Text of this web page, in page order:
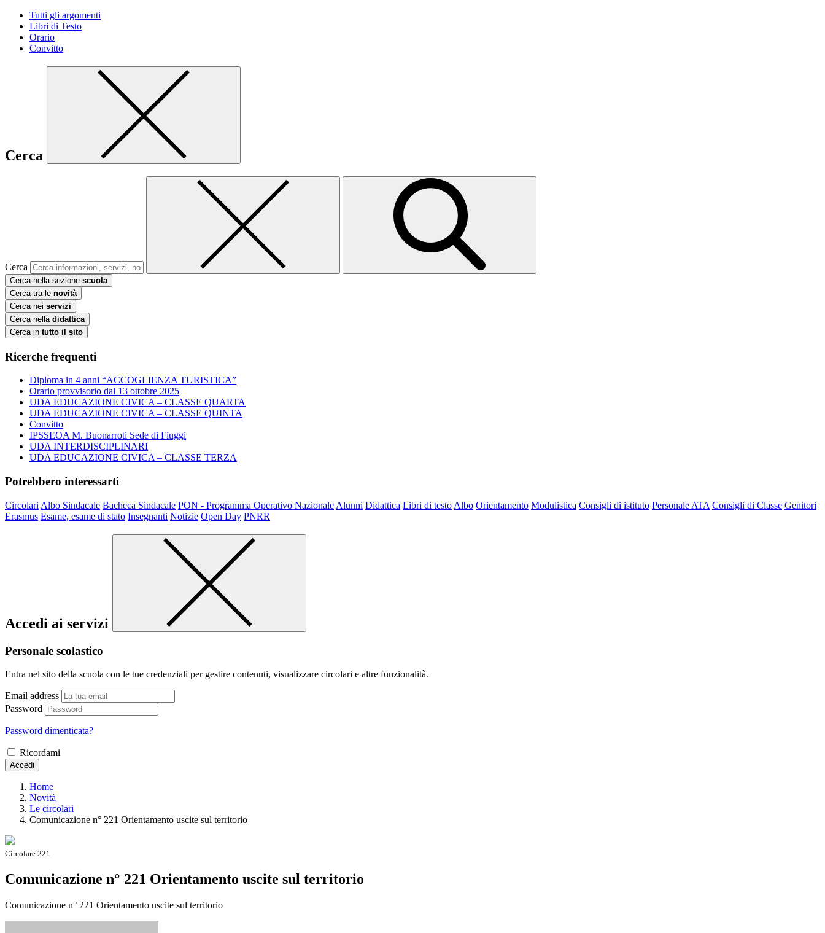
Tutti gli argomenti
Libri di Testo
Orario
Convitto
Cerca
Cerca
Cerca nella sezione scuola
Cerca tra le novità
Cerca nei servizi
Cerca nella didattica
Cerca in tutto il sito
Ricerche frequenti
Diploma in 4 anni “ACCOGLIENZA TURISTICA”
Orario provvisorio dal 13 ottobre 2025
UDA EDUCAZIONE CIVICA – CLASSE QUARTA
UDA EDUCAZIONE CIVICA – CLASSE QUINTA
Convitto
IPSSEOA M. Buonarroti Sede di Fiuggi
UDA INTERDISCIPLINARI
UDA EDUCAZIONE CIVICA – CLASSE TERZA
Potrebbero interessarti
Circolari Albo Sindacale Bacheca Sindacale PON - Programma Operativo Nazionale Alunni Didattica Libri di testo Albo Orientamento Modulistica Consigli di istituto Personale ATA Consigli di Classe Genitori
Erasmus Esame, esame di stato Insegnanti Notizie Open Day PNRR
Accedi ai servizi
Personale scolastico
Entra nel sito della scuola con le tue credenziali per gestire contenuti, visualizzare circolari e altre funzionalità.
Email address
Password
Password dimenticata?
Ricordami
Accedi
Home
Novità
Le circolari
Comunicazione n° 221 Orientamento uscite sul territorio
Circolare 221
Comunicazione n° 221 Orientamento uscite sul territorio
Comunicazione n° 221 Orientamento uscite sul territorio